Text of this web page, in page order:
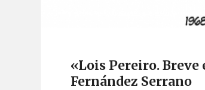
«Lois Pereiro. Breve
Fernández Serrano